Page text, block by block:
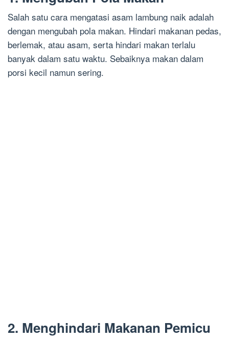
Salah satu cara mengatasi asam lambung naik adalah
dengan mengubah pola makan. Hindari makanan pedas,
berlemak, atau asam, serta hindari makan terlalu
banyak dalam satu waktu. Sebaiknya makan dalam
porsi kecil namun sering.
2. Menghindari Makanan Pemicu